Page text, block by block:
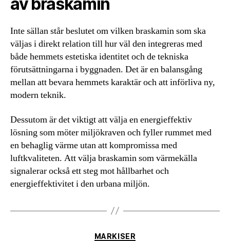
av braskamin
Inte sällan står beslutet om vilken braskamin som ska
väljas i direkt relation till hur väl den integreras med
både hemmets estetiska identitet och de tekniska
förutsättningarna i byggnaden. Det är en balansgång
mellan att bevara hemmets karaktär och att införliva ny,
modern teknik.
Dessutom är det viktigt att välja en energieffektiv
lösning som möter miljökraven och fyller rummet med
en behaglig värme utan att kompromissa med
luftkvaliteten. Att välja braskamin som värmekälla
signalerar också ett steg mot hållbarhet och
energieffektivitet i den urbana miljön.
Kategorier
MARKISER